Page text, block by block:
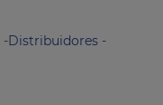
-Distribuidores -